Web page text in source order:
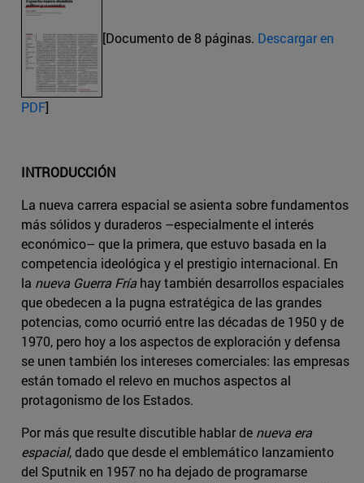
[Documento de 8 páginas. Descargar en
PDF]
INTRODUCCIÓN
La nueva carrera espacial se asienta sobre fundamentos
más sólidos y duraderos –especialmente el interés
económico– que la primera, que estuvo basada en la
competencia ideológica y el prestigio internacional. En
la nueva Guerra Fríahay también desarrollos espaciales
que obedecen a la pugna estratégica de las grandes
potencias, como ocurrió entre las décadas de 1950 y de
1970, pero hoy a los aspectos de exploración y defensa
se unen también los intereses comerciales: las empresas
están tomado el relevo en muchos aspectos al
protagonismo de los Estados.
Por más que resulte discutible hablar de nueva era
espacial, dado que desde el emblemático lanzamiento
del Sputnik en 1957 no ha dejado de programarse